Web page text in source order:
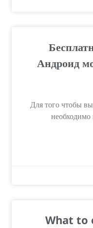
Андроид
Для того чтобы
What to